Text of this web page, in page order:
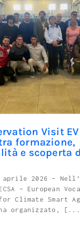
Visit
formazione,
e scoperta
aprile 2026 –
– European
Climate Smart
organizzato,